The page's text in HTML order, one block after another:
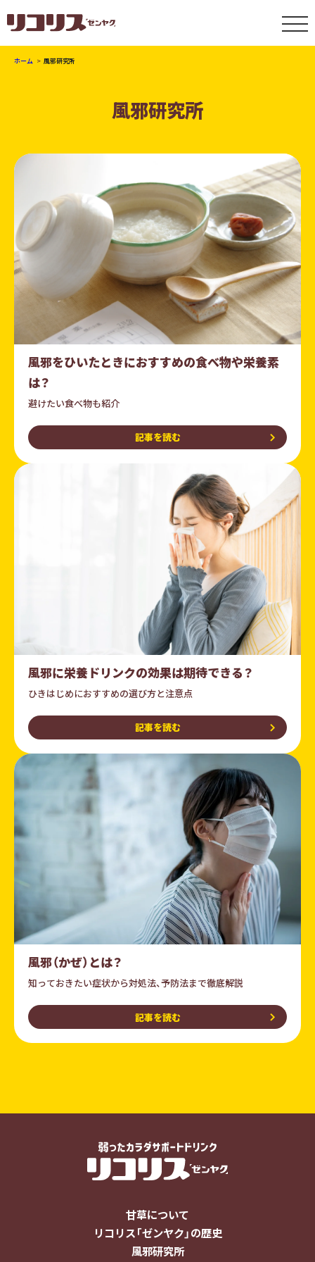
ホーム 風邪研究所
風邪研究所
風邪をひいたときにおすすめの食べ物や栄養素
は？
避けたい食べ物も紹介
記事を読む
風邪に栄養ドリンクの効果は期待できる？
ひきはじめにおすすめの選び方と注意点
記事を読む
風邪（かぜ）とは？
知っておきたい症状から対処法、予防法まで徹底解説
記事を読む
甘草について
リコリス「ゼンヤク」の歴史
風邪研究所